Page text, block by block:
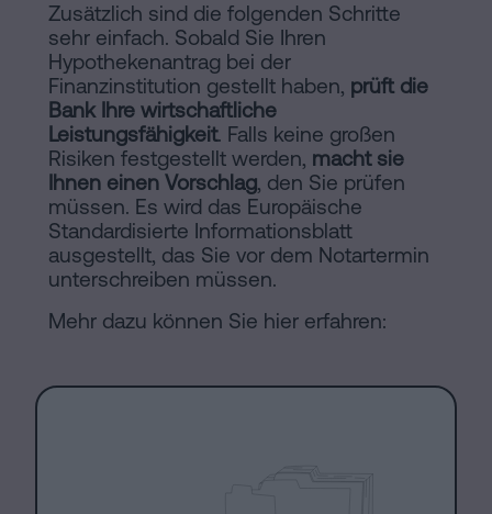
Zusätzlich sind die folgenden Schritte
sehr einfach. Sobald Sie Ihren
Hypothekenantrag bei der
Finanzinstitution gestellt haben, prüft die
Bank Ihre wirtschaftliche
Leistungsfähigkeit. Falls keine großen
Risiken festgestellt werden, macht sie
Ihnen einen Vorschlag, den Sie prüfen
müssen. Es wird das Europäische
Standardisierte Informationsblatt
ausgestellt, das Sie vor dem Notartermin
unterschreiben müssen.
Mehr dazu können Sie hier erfahren: